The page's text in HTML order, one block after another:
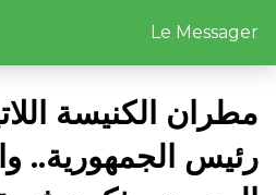
Le Messager
مطران الكنيسة
رئيس الجمهورية..